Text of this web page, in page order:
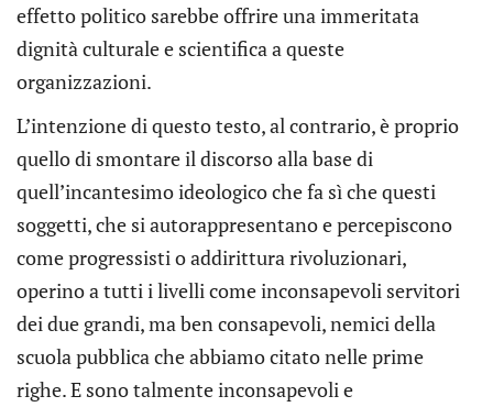
effetto politico sarebbe offrire una immeritata
dignità culturale e scientifica a queste
organizzazioni.
L’intenzione di questo testo, al contrario, è proprio
quello di smontare il discorso alla base di
quell’incantesimo ideologico che fa sì che questi
soggetti, che si autorappresentano e percepiscono
come progressisti o addirittura rivoluzionari,
operino a tutti i livelli come inconsapevoli servitori
dei due grandi, ma ben consapevoli, nemici della
scuola pubblica che abbiamo citato nelle prime
righe. E sono talmente inconsapevoli e